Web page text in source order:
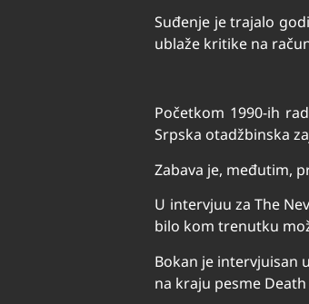
Suđenje je trajalo
ublaže kritike na
Početkom 1990-ih
Srpska otadžbinska
Zabava je, međutim,
U intervjuu za The
bilo kom trenutku
Bokan je intervjuisan
na kraju pesme Death